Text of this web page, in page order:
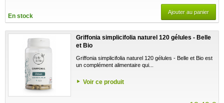
En stock
Ajouter au panier
Griffonia simplicifolia naturel 120 gélules - Belle
et Bio
Griffonia simplicifolia naturel 120 gélules - Belle et Bio est
un complément alimentaire qui...
Voir ce produit